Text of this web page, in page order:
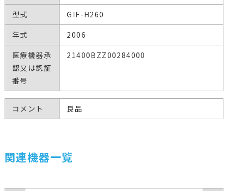
型式
GIF-H260
年式
2006
医療機器承
認又は認証
番号
21400BZZ00284000
コメント 良品
関連機器一覧